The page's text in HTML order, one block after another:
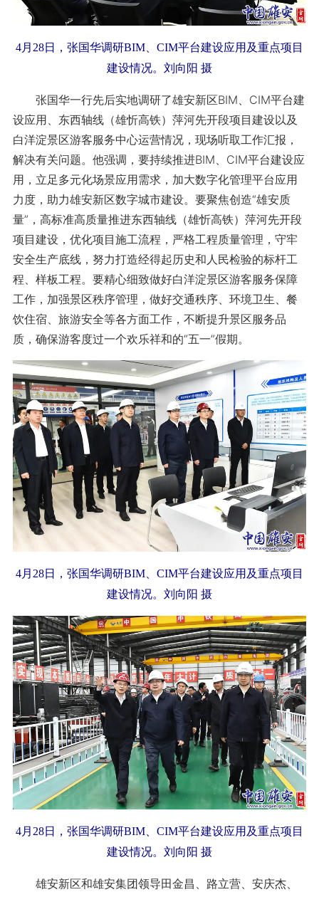
4月28日，张国华调研BIM、CIM平台建设应用及重点项目
建设情况。刘向阳 摄
张国华一行先后实地调研了雄安新区BIM、CIM平台建
设应用、东西轴线（雄忻高铁）萍河先开段项目建设以及
白洋淀景区游客服务中心运营情况，现场听取工作汇报，
解决有关问题。他强调，要持续推进BIM、CIM平台建设应
用，立足多元化场景应用需求，加大数字化管理平台应用
力度，助力雄安新区数字城市建设。要聚焦创造“雄安质
量”，高标准高质量推进东西轴线（雄忻高铁）萍河先开段
项目建设，优化项目施工流程，严格工程质量管理，守牢
安全生产底线，努力打造经得起历史和人民检验的标杆工
程、样板工程。要精心细致做好白洋淀景区游客服务保障
工作，加强景区秩序管理，做好交通秩序、环境卫生、餐
饮住宿、旅游安全等各方面工作，不断提升景区服务品
质，确保游客度过一个欢乐祥和的“五一”假期。
4月28日，张国华调研BIM、CIM平台建设应用及重点项目
建设情况。刘向阳 摄
4月28日，张国华调研BIM、CIM平台建设应用及重点项目
建设情况。刘向阳 摄
雄安新区和雄安集团领导田金昌、路立营、安庆杰、